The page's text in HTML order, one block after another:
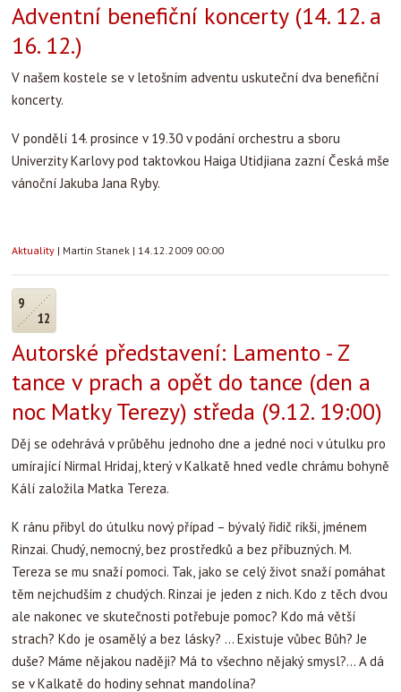
Adventní benefiční koncerty (14. 12. a
16. 12.)
V našem kostele se v letošním adventu uskuteční dva benefiční
koncerty.
V pondělí 14. prosince v 19.30 v podání orchestru a sboru
Univerzity Karlovy pod taktovkou Haiga Utidjiana zazní Česká mše
vánoční Jakuba Jana Ryby.
Aktuality | Martin Stanek | 14.12.2009 00:00
9
12
Autorské představení: Lamento - Z
tance v prach a opět do tance (den a
noc Matky Terezy) středa (9.12. 19:00)
Děj se odehrává v průběhu jednoho dne a jedné noci v útulku pro
umírající Nirmal Hridaj, který v Kalkatě hned vedle chrámu bohyně
Kálí založila Matka Tereza.
K ránu přibyl do útulku nový případ – bývalý řidič rikši, jménem
Rinzai. Chudý, nemocný, bez prostředků a bez příbuzných. M.
Tereza se mu snaží pomoci. Tak, jako se celý život snaží pomáhat
těm nejchudším z chudých. Rinzai je jeden z nich. Kdo z těch dvou
ale nakonec ve skutečnosti potřebuje pomoc? Kdo má větší
strach? Kdo je osamělý a bez lásky? … Existuje vůbec Bůh? Je
duše? Máme nějakou naději? Má to všechno nějaký smysl?… A dá
se v Kalkatě do hodiny sehnat mandolína?